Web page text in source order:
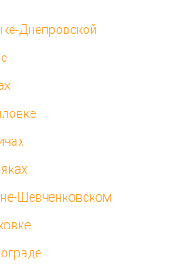
Днепровской
Шевченковском